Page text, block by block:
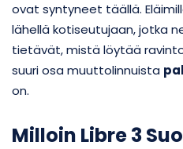
ovat syntyneet täällä.
lähellä kotiseutujaan, jotka
tietävät, mistä löytää
suuri osa muuttolinnuista
on.
Milloin Libre 3